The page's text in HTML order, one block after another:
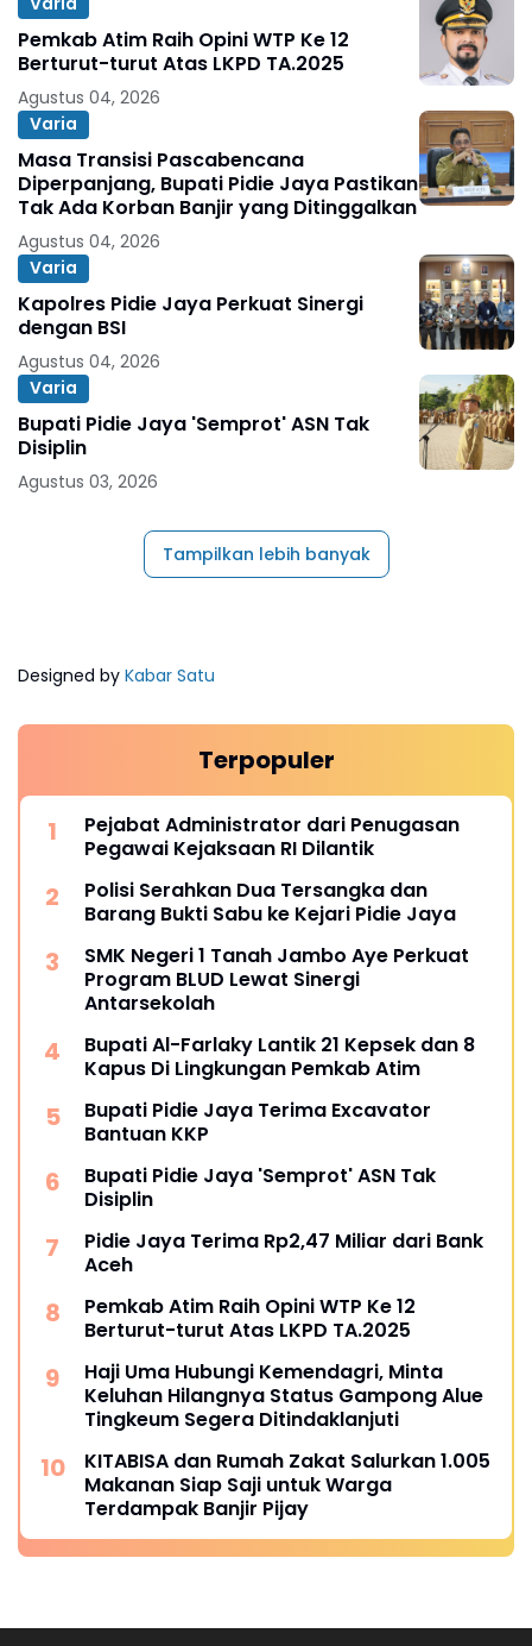
Pemkab Atim Raih Opini WTP Ke 12
Berturut-turut Atas LKPD TA.2025
Agustus 04, 2026
Varia
Masa Transisi Pascabencana
Diperpanjang, Bupati Pidie Jaya Pastikan
Tak Ada Korban Banjir yang Ditinggalkan
Agustus 04, 2026
Varia
Kapolres Pidie Jaya Perkuat Sinergi
dengan BSI
Agustus 04, 2026
Varia
Bupati Pidie Jaya 'Semprot' ASN Tak
Disiplin
Agustus 03, 2026
Tampilkan lebih banyak
Designed by Kabar Satu
Terpopuler
Pejabat Administrator dari Penugasan
Pegawai Kejaksaan RI Dilantik
Polisi Serahkan Dua Tersangka dan
Barang Bukti Sabu ke Kejari Pidie Jaya
SMK Negeri 1 Tanah Jambo Aye Perkuat
Program BLUD Lewat Sinergi
Antarsekolah
Bupati Al-Farlaky Lantik 21 Kepsek dan 8
Kapus Di Lingkungan Pemkab Atim
Bupati Pidie Jaya Terima Excavator
Bantuan KKP
Bupati Pidie Jaya 'Semprot' ASN Tak
Disiplin
Pidie Jaya Terima Rp2,47 Miliar dari Bank
Aceh
Pemkab Atim Raih Opini WTP Ke 12
Berturut-turut Atas LKPD TA.2025
Haji Uma Hubungi Kemendagri, Minta
Keluhan Hilangnya Status Gampong Alue
Tingkeum Segera Ditindaklanjuti
KITABISA dan Rumah Zakat Salurkan 1.005
Makanan Siap Saji untuk Warga
Terdampak Banjir Pijay